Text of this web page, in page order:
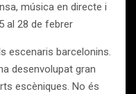
música en directe i
al 28 de febrer
escenaris barcelonins.
desenvolupat gran
escèniques. No és